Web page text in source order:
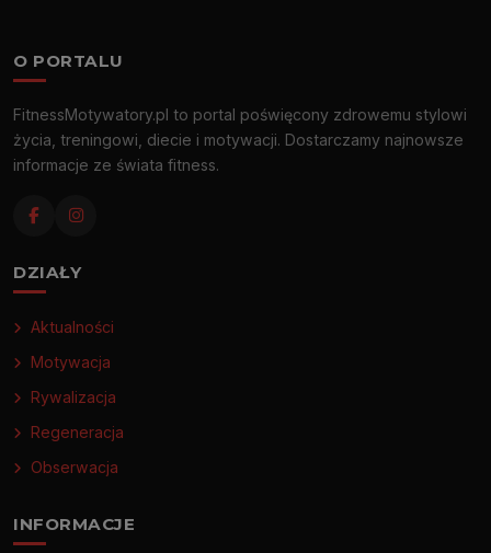
O PORTALU
FitnessMotywatory.pl to portal poświęcony zdrowemu stylowi
życia, treningowi, diecie i motywacji. Dostarczamy najnowsze
informacje ze świata fitness.
DZIAŁY
Aktualności
Motywacja
Rywalizacja
Regeneracja
Obserwacja
INFORMACJE